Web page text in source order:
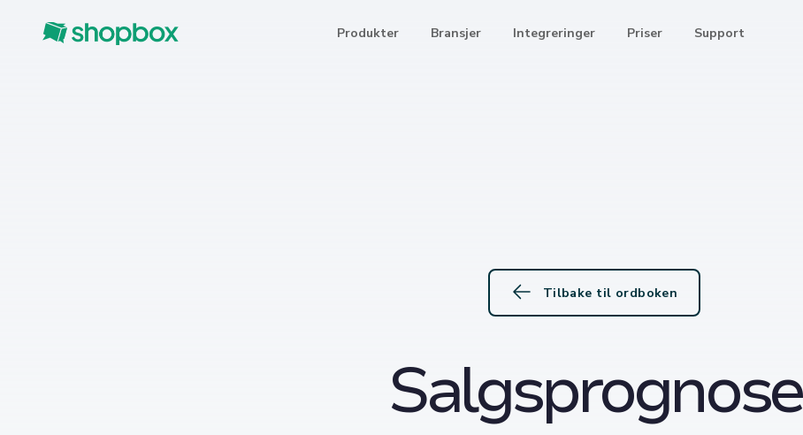
Produkter Bransjer Integreringer Priser Support
Tilbake til ordboken
Salgsprognose